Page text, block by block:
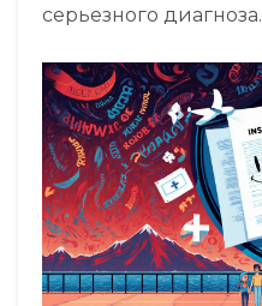
серьезного диагноза.